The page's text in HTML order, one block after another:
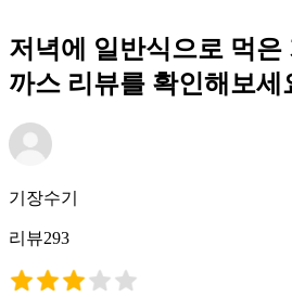
저녁에 일반식으로 먹은
까스 리뷰를 확인해보세
기장수기
리뷰293